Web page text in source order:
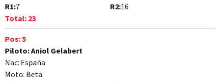
R1:7 R2:16
Total: 23
Pos:5
Piloto:Aniol Gelabert
Nac: España
Moto: Beta